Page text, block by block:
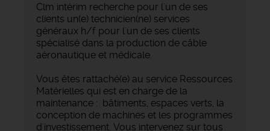
Clm intérim recherche pour l'un de ses
clients un(e) technicien(ne) services
généraux h/f pour l'un de ses clients
spécialisé dans la production de câble
aéronautique et médicale.
Vous êtes rattaché(e) au service Ressources
Matérielles qui est en charge de la
maintenance : bâtiments, espaces verts, la
conception de machines et les programmes
d'investissement. Vous intervenez sur tous